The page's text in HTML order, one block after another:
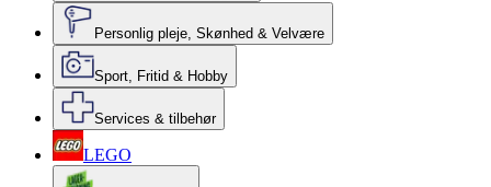
Personlig pleje, Skønhed & Velvære
Sport, Fritid & Hobby
Services & tilbehør
LEGO